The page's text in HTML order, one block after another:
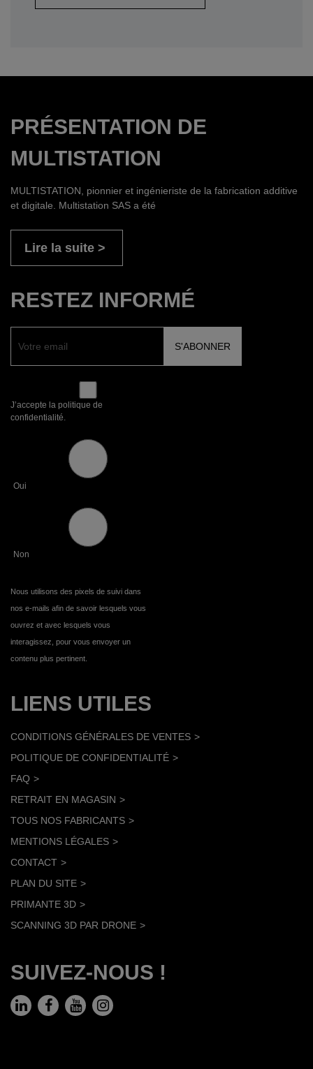
PRÉSENTATION DE
MULTISTATION
MULTISTATION, pionnier et ingénieriste de la fabrication additive
et digitale. Multistation SAS a été
Lire la suite
RESTEZ INFORMÉ
J’accepte la politique de
confidentialité.
Oui
Non
Nous utilisons des pixels de suivi dans
nos e-mails afin de savoir lesquels vous
ouvrez et avec lesquels vous
interagissez, pour vous envoyer un
contenu plus pertinent.
LIENS UTILES
CONDITIONS GÉNÉRALES DE VENTES
POLITIQUE DE CONFIDENTIALITÉ
FAQ
RETRAIT EN MAGASIN
TOUS NOS FABRICANTS
MENTIONS LÉGALES
CONTACT
PLAN DU SITE
PRIMANTE 3D
SCANNING 3D PAR DRONE
SUIVEZ-NOUS !